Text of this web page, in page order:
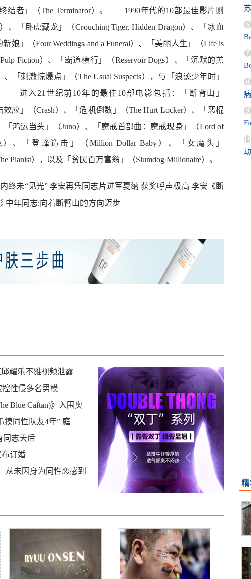
终结者」（The Terminator）。 1990年代的10部最佳影片则
、「卧虎藏龙」（Crouching Tiger, Hidden Dragon）、「冰血
娘」（Four Weddings and a Funeral）、「美丽人生」（Life is
Fiction）、「霸道横行」（Reservoir Dogs）、「沉默的羔
、「刺激惊爆点」（The Usual Suspects），与「浪迹少年时」
。 进入21世纪前10年的最佳10部电影包括：「断背山」
效应」（Crash）、「危机倒数」（The Hurt Locker）、「恶棍
「鸿运当头」（Juno）、「魔戒首部曲：魔戒现身」（Lord of
）、「登峰造击」（Million Dollar Baby）、「女魔头」
Pianist），以及「贫民百万富翁」（Slumdog Millionaire）。
终未“见光” 李安再凭同志片进军戛纳 获奖呼声极高 李安《断
中年同志:向着断臂山的方向迈步
耀乐不雅视频泄露
性侵多名男模
Blue Caftan)》入围奥
摸同性队友4年” 庭
同志天后
布订婚
从未因身为同性恋感到
6
7
8
9
精